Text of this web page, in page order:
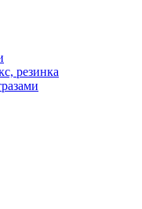
резинка